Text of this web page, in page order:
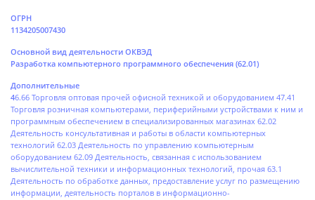
ОГРН
1134205007430
Основной вид деятельности ОКВЭД
Разработка компьютерного программного обеспечения (62.01)
Дополнительные
46.66 Торговля оптовая прочей офисной техникой и оборудованием 47.41
Торговля розничная компьютерами, периферийными устройствами к ним и
программным обеспечением в специализированных магазинах 62.02
Деятельность консультативная и работы в области компьютерных
технологий 62.03 Деятельность по управлению компьютерным
оборудованием 62.09 Деятельность, связанная с использованием
вычислительной техники и информационных технологий, прочая 63.1
Деятельность по обработке данных, предоставление услуг по размещению
информации, деятельность порталов в информационно-